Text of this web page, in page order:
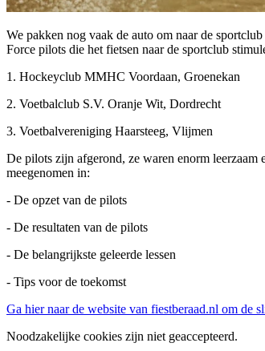
We pakken nog vaak de auto om naar de
Force pilots die het fietsen naar de sportclub
1. Hockeyclub MMHC Voordaan, Groenekan
2. Voetbalclub S.V. Oranje Wit, Dordrecht
3. Voetbalvereniging Haarsteeg, Vlijmen
De pilots zijn afgerond, ze waren enorm
meegenomen in:
- De opzet van de pilots
- De resultaten van de pilots
- De belangrijkste geleerde lessen
- Tips voor de toekomst
Ga hier naar de website van fiestberaad.nl om de
Noodzakelijke cookies zijn niet geaccepteerd.